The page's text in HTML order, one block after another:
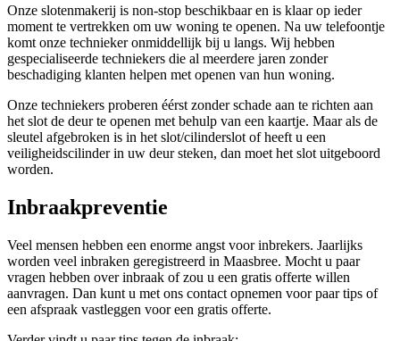
Onze slotenmakerij is non-stop beschikbaar en is klaar op ieder
moment te vertrekken om uw woning te openen. Na uw telefoontje
komt onze technieker onmiddellijk bij u langs. Wij hebben
gespecialiseerde techniekers die al meerdere jaren zonder
beschadiging klanten helpen met openen van hun woning.
Onze techniekers proberen éérst zonder schade aan te richten aan
het slot de deur te openen met behulp van een kaartje. Maar als de
sleutel afgebroken is in het slot/cilinderslot of heeft u een
veiligheidscilinder in uw deur steken, dan moet het slot uitgeboord
worden.
Inbraakpreventie
Veel mensen hebben een enorme angst voor inbrekers. Jaarlijks
worden veel inbraken geregistreerd in Maasbree. Mocht u paar
vragen hebben over inbraak of zou u een gratis offerte willen
aanvragen. Dan kunt u met ons contact opnemen voor paar tips of
een afspraak vastleggen voor een gratis offerte.